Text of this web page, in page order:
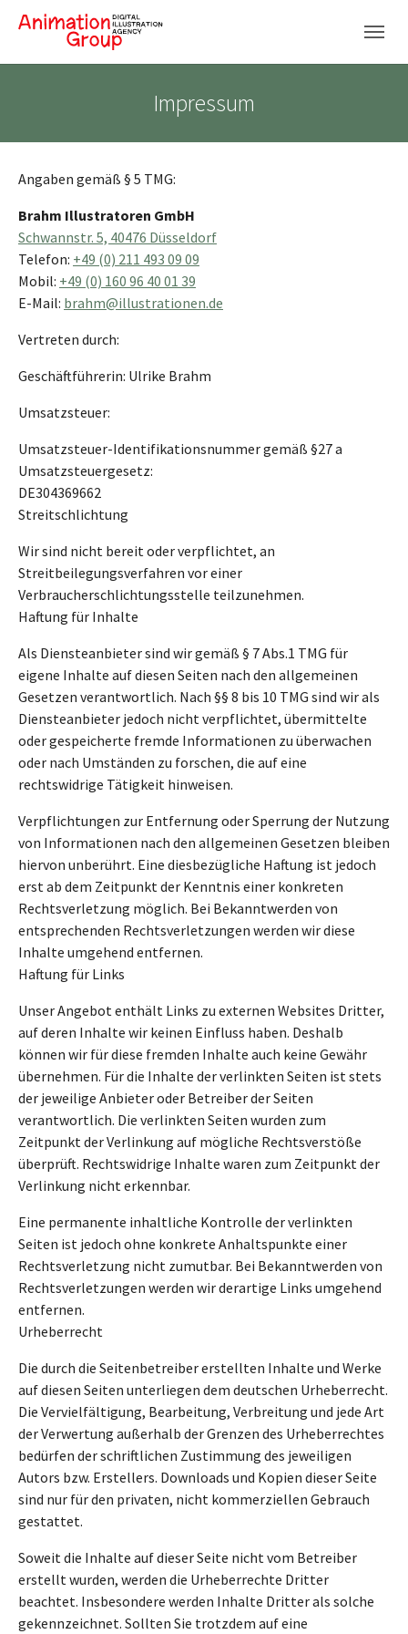
Skip to main navigation
Skip to main content
Skip to page footer
Impressum
Angaben gemäß § 5 TMG:
Brahm Illustratoren GmbH
Schwannstr. 5, 40476 Düsseldorf
Telefon: +49 (0) 211 493 09 09
Mobil: +49 (0) 160 96 40 01 39
E-Mail: brahm@illustrationen.de
Vertreten durch:
Geschäftführerin: Ulrike Brahm
Umsatzsteuer:
Umsatzsteuer-Identifikationsnummer gemäß §27 a
Umsatzsteuergesetz:
DE304369662
Streitschlichtung
Wir sind nicht bereit oder verpflichtet, an
Streitbeilegungsverfahren vor einer
Verbraucherschlichtungsstelle teilzunehmen.
Haftung für Inhalte
Als Diensteanbieter sind wir gemäß § 7 Abs.1 TMG für
eigene Inhalte auf diesen Seiten nach den allgemeinen
Gesetzen verantwortlich. Nach §§ 8 bis 10 TMG sind wir als
Diensteanbieter jedoch nicht verpflichtet, übermittelte
oder gespeicherte fremde Informationen zu überwachen
oder nach Umständen zu forschen, die auf eine
rechtswidrige Tätigkeit hinweisen.
Verpflichtungen zur Entfernung oder Sperrung der Nutzung
von Informationen nach den allgemeinen Gesetzen bleiben
hiervon unberührt. Eine diesbezügliche Haftung ist jedoch
erst ab dem Zeitpunkt der Kenntnis einer konkreten
Rechtsverletzung möglich. Bei Bekanntwerden von
entsprechenden Rechtsverletzungen werden wir diese
Inhalte umgehend entfernen.
Haftung für Links
Unser Angebot enthält Links zu externen Websites Dritter,
auf deren Inhalte wir keinen Einfluss haben. Deshalb
können wir für diese fremden Inhalte auch keine Gewähr
übernehmen. Für die Inhalte der verlinkten Seiten ist stets
der jeweilige Anbieter oder Betreiber der Seiten
verantwortlich. Die verlinkten Seiten wurden zum
Zeitpunkt der Verlinkung auf mögliche Rechtsverstöße
überprüft. Rechtswidrige Inhalte waren zum Zeitpunkt der
Verlinkung nicht erkennbar.
Eine permanente inhaltliche Kontrolle der verlinkten
Seiten ist jedoch ohne konkrete Anhaltspunkte einer
Rechtsverletzung nicht zumutbar. Bei Bekanntwerden von
Rechtsverletzungen werden wir derartige Links umgehend
entfernen.
Urheberrecht
Die durch die Seitenbetreiber erstellten Inhalte und Werke
auf diesen Seiten unterliegen dem deutschen Urheberrecht.
Die Vervielfältigung, Bearbeitung, Verbreitung und jede Art
der Verwertung außerhalb der Grenzen des Urheberrechtes
bedürfen der schriftlichen Zustimmung des jeweiligen
Autors bzw. Erstellers. Downloads und Kopien dieser Seite
sind nur für den privaten, nicht kommerziellen Gebrauch
gestattet.
Soweit die Inhalte auf dieser Seite nicht vom Betreiber
erstellt wurden, werden die Urheberrechte Dritter
beachtet. Insbesondere werden Inhalte Dritter als solche
gekennzeichnet. Sollten Sie trotzdem auf eine